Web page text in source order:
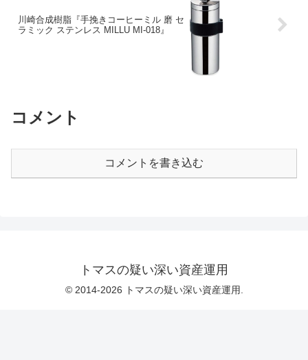
川崎合成樹脂『手挽きコーヒーミル 磨 セ
ラミック ステンレス MILLU MI-018』
コメント
コメントを書き込む
トマスの疑い深い資産運用
© 2014-2026 トマスの疑い深い資産運用.